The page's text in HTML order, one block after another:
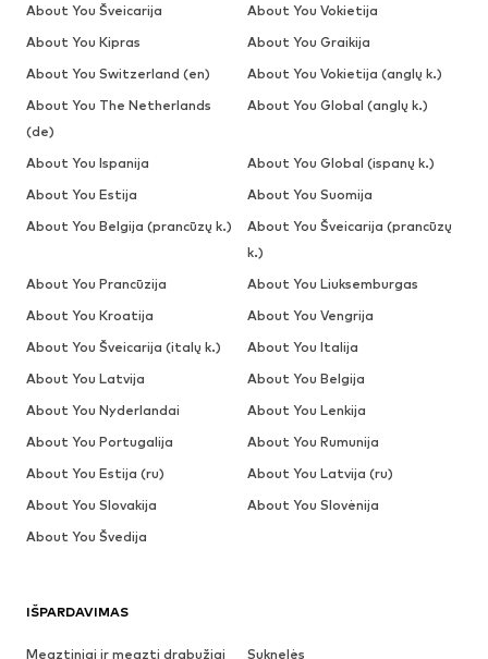
IŠPARDAVIMAS
Megztiniai ir megzti drabužiai
Suknelės
About You Šveicarija
About You Vokietija
About You Kipras
About You Graikija
About You Switzerland (en)
About You Vokietija (anglų k.)
About You The Netherlands
(de)
About You Global (anglų k.)
About You Ispanija
About You Global (ispanų k.)
About You Estija
About You Suomija
About You Belgija (prancūzų k.)
About You Šveicarija (prancūzų
k.)
About You Prancūzija
About You Liuksemburgas
About You Kroatija
About You Vengrija
About You Šveicarija (italų k.)
About You Italija
About You Latvija
About You Belgija
About You Nyderlandai
About You Lenkija
About You Portugalija
About You Rumunija
About You Estija (ru)
About You Latvija (ru)
About You Slovakija
About You Slovėnija
About You Švedija